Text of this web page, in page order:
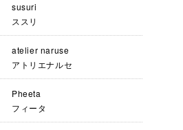
susuri
ススリ
atelier naruse
アトリエナルセ
Pheeta
フィータ